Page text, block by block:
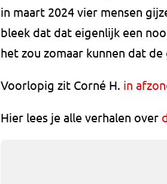
in maart 2024 vier mensen
bleek dat dat eigenlijk een
het zou zomaar kunnen dat
Voorlopig zit Corné H. in
Hier lees je alle verhalen over